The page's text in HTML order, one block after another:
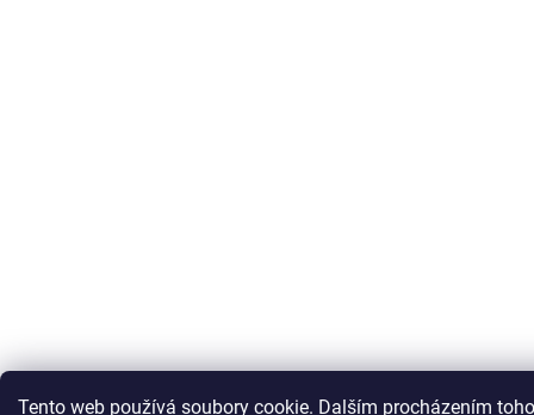
Tento web používá soubory cookie. Dalším procházením